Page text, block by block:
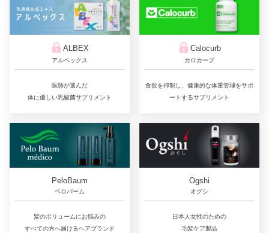
ALBEX
アルベックス
医師が選んだ
体に優しい乳酸菌サプリメント
Calocurb
カロカーブ
食欲を抑制し、健康的な体重管理をサポ
ートするサプリメント
PeloBaum
ペロバーム
髪のボリュームにお悩みの
すべての方へ届けるヘアブランド
Ogshi
オグシ
日本人女性のための
毛髪ケア製品